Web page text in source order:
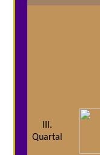
III.
Quartal